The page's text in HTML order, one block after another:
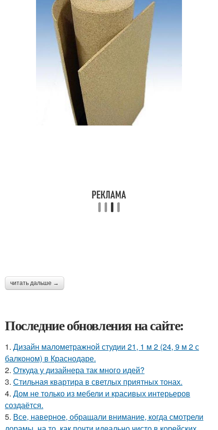
читать дальше →
Последние обновления на сайте:
1. Дизайн малометражной студии 21, 1 м 2 (24, 9 м 2 с
балконом) в Краснодаре.
2. Откуда у дизайнера так много идей?
3. Стильная квартира в светлых приятных тонах.
4. Дом не только из мебели и красивых интерьеров
создаётся.
5. Все, наверное, обращали внимание, когда смотрели